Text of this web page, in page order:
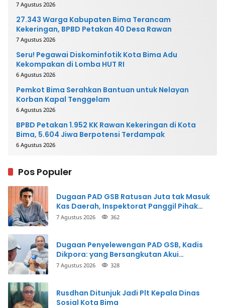
7 Agustus 2026
27.343 Warga Kabupaten Bima Terancam
Kekeringan, BPBD Petakan 40 Desa Rawan
7 Agustus 2026
Seru! Pegawai Diskominfotik Kota Bima Adu
Kekompakan di Lomba HUT RI
6 Agustus 2026
Pemkot Bima Serahkan Bantuan untuk Nelayan
Korban Kapal Tenggelam
6 Agustus 2026
BPBD Petakan 1.952 KK Rawan Kekeringan di Kota
Bima, 5.604 Jiwa Berpotensi Terdampak
6 Agustus 2026
Pos Populer
Dugaan PAD GSB Ratusan Juta tak Masuk
Kas Daerah, Inspektorat Panggil Pihak
Terkait
7 Agustus 2026 362
Dugaan Penyelewengan PAD GSB, Kadis
Dikpora: yang Bersangkutan Akui
Perbuatannya dan Siap Mengembalikan
7 Agustus 2026 328
Rusdhan Ditunjuk Jadi Plt Kepala Dinas
Sosial Kota Bima